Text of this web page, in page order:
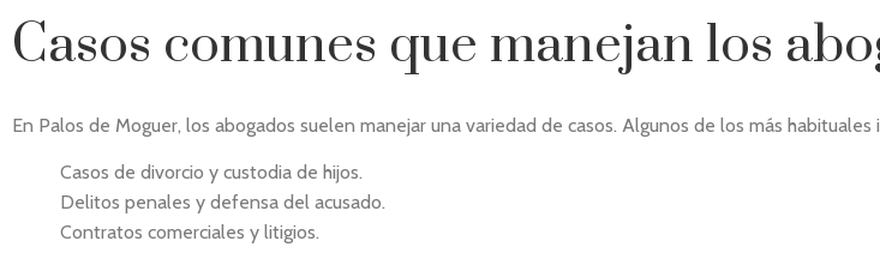
Casos comunes que manejan los
En Palos de Moguer, los abogados suelen manejar una variedad de casos. Algunos de los más habituales
Casos de divorcio y custodia de hijos.
Delitos penales y defensa del acusado.
Contratos comerciales y litigios.